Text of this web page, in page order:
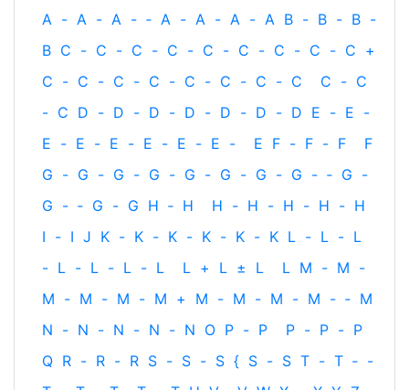
A - A - A - ‐ A - A - A - A B - B - B -
B C - C - C - C - C - C - C - C - C +
C - C - C - C - C - C - C - C C - C
- C D - D - D - D - D - D - D E - E -
E - E - E - E - E - E - E F - F - F
F
G - G - G - G - G - G - G - G - ‐ G -
G - ‐ G - G H ‐ H H - H - H - H - H
I - I J K - K - K - K - K - K L - L - L
- L - L - L - L L + L ± L L M - M -
M - M - M - M + M - M - M - M - ‐ M
N - N - N - N - N O P - P P - P - P
Q R - R - R S - S - S { S - S T - T ‐ -